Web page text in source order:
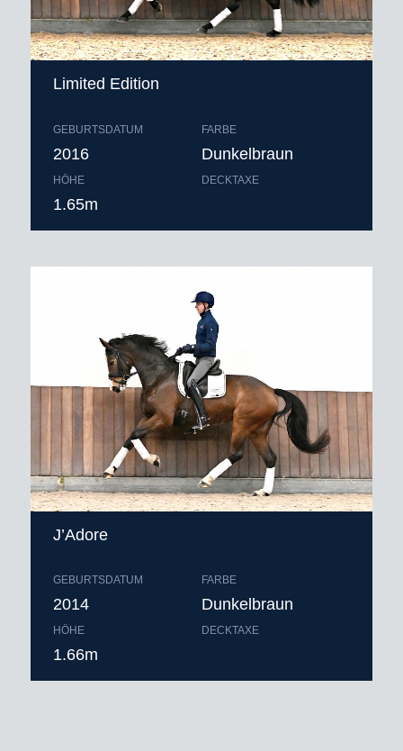
Limited Edition
GEBURTSDATUM
2016
HÖHE
1.65m
FARBE
Dunkelbraun
DECKTAXE
J’Adore
GEBURTSDATUM
2014
HÖHE
1.66m
FARBE
Dunkelbraun
DECKTAXE